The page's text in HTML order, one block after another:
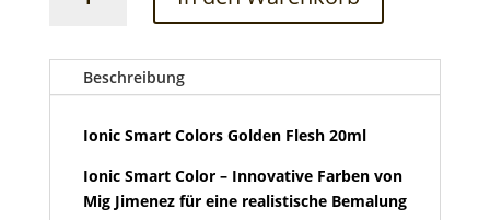
Flesh
Menge
Beschreibung
Ionic Smart Colors Golden Flesh 20ml
Ionic Smart Color – Innovative Farben von
Mig Jimenez für eine realistische Bemalung